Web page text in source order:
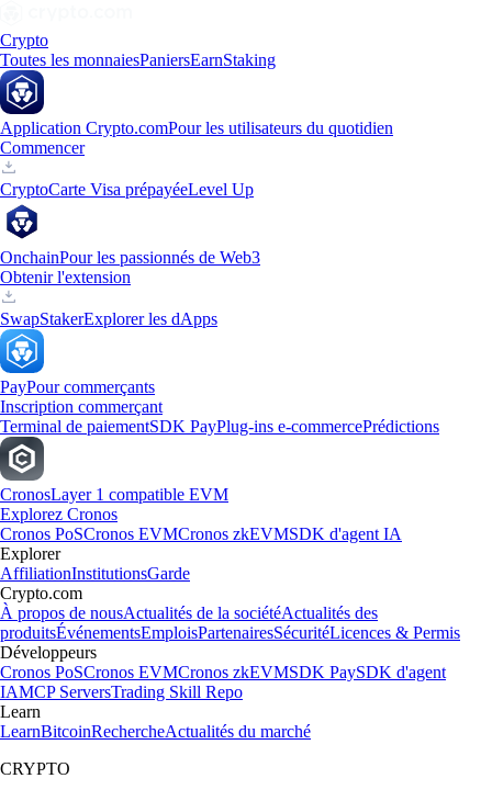
Crypto
Toutes les monnaiesPaniersEarnStaking
Application Crypto.comPour les utilisateurs du quotidien
Commencer
CryptoCarte Visa prépayéeLevel Up
OnchainPour les passionnés de Web3
Obtenir l'extension
SwapStakerExplorer les dApps
PayPour commerçants
Inscription commerçant
Terminal de paiementSDK PayPlug-ins e-commercePrédictions
CronosLayer 1 compatible EVM
Explorez Cronos
Cronos PoSCronos EVMCronos zkEVMSDK d'agent IA
Explorer
AffiliationInstitutionsGarde
Crypto.com
À propos de nousActualités de la sociétéActualités des
produitsÉvénementsEmploisPartenairesSécuritéLicences & Permis
Développeurs
Cronos PoSCronos EVMCronos zkEVMSDK PaySDK d'agent
IAMCP ServersTrading Skill Repo
Learn
LearnBitcoinRechercheActualités du marché
CRYPTO